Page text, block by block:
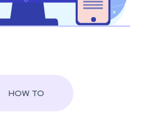
HOW TO